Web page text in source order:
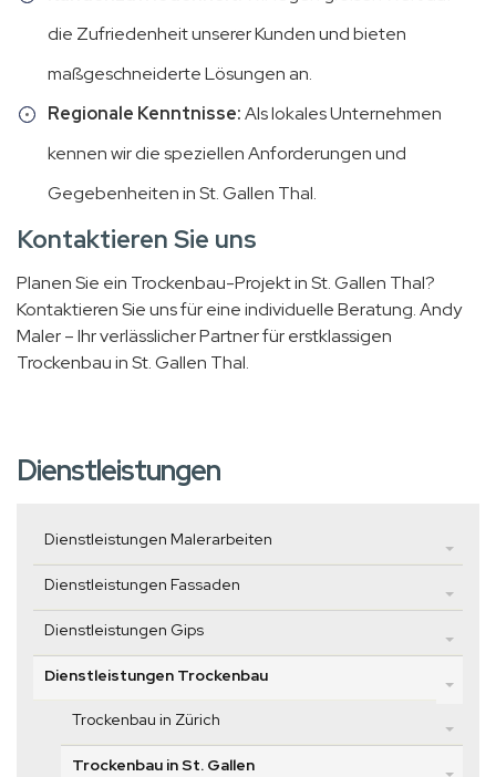
die Zufriedenheit unserer Kunden und bieten
maßgeschneiderte Lösungen an.
Regionale Kenntnisse:Als lokales Unternehmen
kennen wir die speziellen Anforderungen und
Gegebenheiten in St. Gallen Thal.
Kontaktieren Sie uns
Planen Sie ein Trockenbau-Projekt in St. Gallen Thal?
Kontaktieren Sie uns für eine individuelle Beratung. Andy
Maler – Ihr verlässlicher Partner für erstklassigen
Trockenbau in St. Gallen Thal.
Dienstleistungen
Dienstleistungen Malerarbeiten
Dienstleistungen Fassaden
Dienstleistungen Gips
Dienstleistungen Trockenbau
Trockenbau in Zürich
Trockenbau in St. Gallen